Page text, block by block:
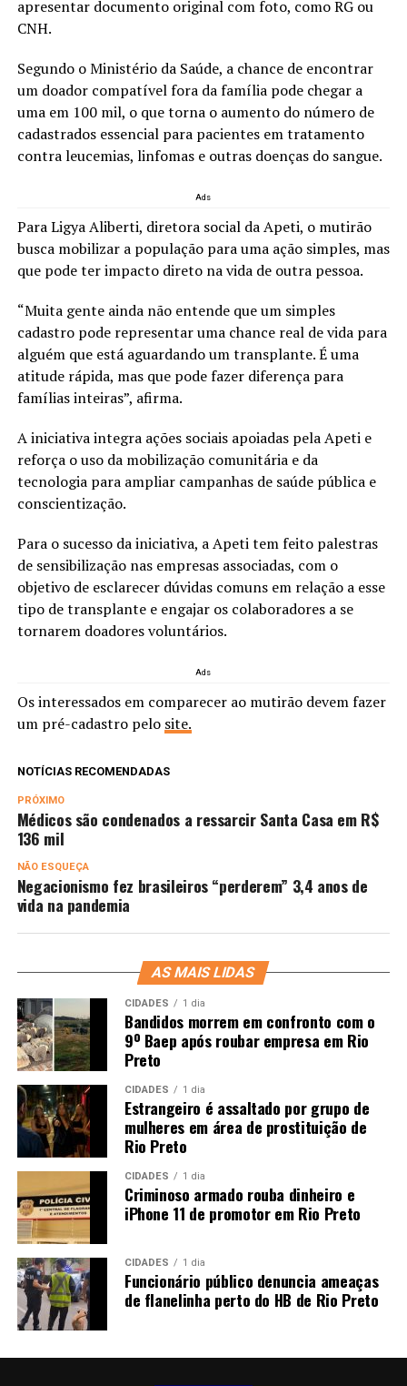
apresentar documento original com foto, como RG ou
CNH.
Segundo o Ministério da Saúde, a chance de encontrar
um doador compatível fora da família pode chegar a
uma em 100 mil, o que torna o aumento do número de
cadastrados essencial para pacientes em tratamento
contra leucemias, linfomas e outras doenças do sangue.
Ads
Para Ligya Aliberti, diretora social da Apeti, o mutirão
busca mobilizar a população para uma ação simples, mas
que pode ter impacto direto na vida de outra pessoa.
“Muita gente ainda não entende que um simples
cadastro pode representar uma chance real de vida para
alguém que está aguardando um transplante. É uma
atitude rápida, mas que pode fazer diferença para
famílias inteiras”, afirma.
A iniciativa integra ações sociais apoiadas pela Apeti e
reforça o uso da mobilização comunitária e da
tecnologia para ampliar campanhas de saúde pública e
conscientização.
Para o sucesso da iniciativa, a Apeti tem feito palestras
de sensibilização nas empresas associadas, com o
objetivo de esclarecer dúvidas comuns em relação a esse
tipo de transplante e engajar os colaboradores a se
tornarem doadores voluntários.
Ads
Os interessados em comparecer ao mutirão devem fazer
um pré-cadastro pelo site.
NOTÍCIAS RECOMENDADAS
PRÓXIMO
Médicos são condenados a ressarcir Santa Casa em R$
136 mil
NÃO ESQUEÇA
Negacionismo fez brasileiros “perderem” 3,4 anos de
vida na pandemia
AS MAIS LIDAS
CIDADES 1 dia
Bandidos morrem em confronto com o
9º Baep após roubar empresa em Rio
Preto
CIDADES 1 dia
Estrangeiro é assaltado por grupo de
mulheres em área de prostituição de
Rio Preto
CIDADES 1 dia
Criminoso armado rouba dinheiro e
iPhone 11 de promotor em Rio Preto
CIDADES 1 dia
Funcionário público denuncia ameaças
de flanelinha perto do HB de Rio Preto